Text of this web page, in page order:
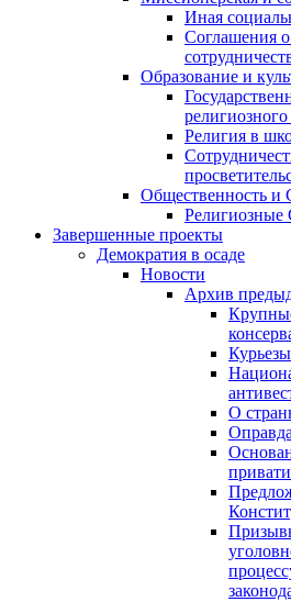
Иная
Соглашения
Образование и
Религия в
Общественность
Завершенные проекты
Демократия в осаде
Новости
Архив
Курьезы
О